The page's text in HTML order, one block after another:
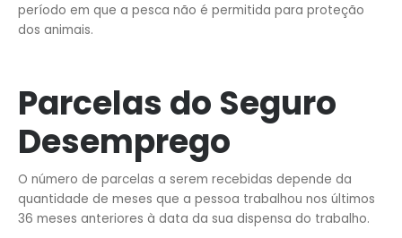
período em que a pesca não é permitida para proteção
dos animais.
Parcelas do Seguro
Desemprego
O número de parcelas a serem recebidas depende da
quantidade de meses que a pessoa trabalhou nos últimos
36 meses anteriores à data da sua dispensa do trabalho.